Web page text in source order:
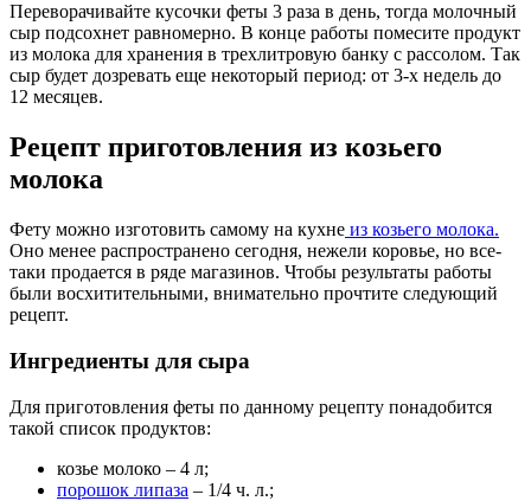
Переворачивайте кусочки феты 3 раза в день, тогда молочный
сыр подсохнет равномерно. В конце работы помесите продукт
из молока для хранения в трехлитровую банку с рассолом. Так
сыр будет дозревать еще некоторый период: от 3-х недель до
12 месяцев.
Рецепт приготовления из козьего
молока
Фету можно изготовить самому на кухне из козьего молока.
Оно менее распространено сегодня, нежели коровье, но все-
таки продается в ряде магазинов. Чтобы результаты работы
были восхитительными, внимательно прочтите следующий
рецепт.
Ингредиенты для сыра
Для приготовления феты по данному рецепту понадобится
такой список продуктов:
козье молоко – 4 л;
порошок липаза – 1/4 ч. л.;